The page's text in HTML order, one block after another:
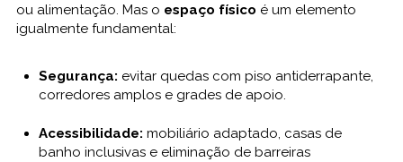
ou alimentação. Mas o espaço físico é um elemento
igualmente fundamental:
Segurança: evitar quedas com piso antiderrapante,
corredores amplos e grades de apoio.
Acessibilidade: mobiliário adaptado, casas de
banho inclusivas e eliminação de barreiras